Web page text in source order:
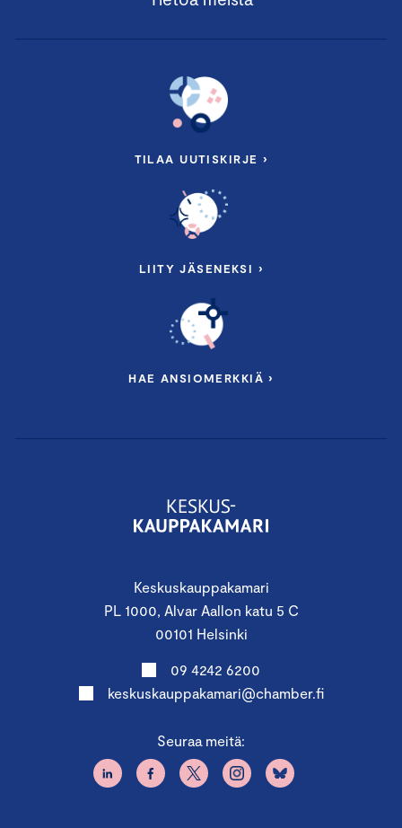
Keskuskauppakamari
PL 1000, Alvar Aallon katu 5 C
00101 Helsinki
09 4242 6200
keskuskauppakamari@chamber.fi
Seuraa meitä:
TILAA UUTISKIRJE ›
LIITY JÄSENEKSI ›
HAE ANSIOMERKKIÄ ›